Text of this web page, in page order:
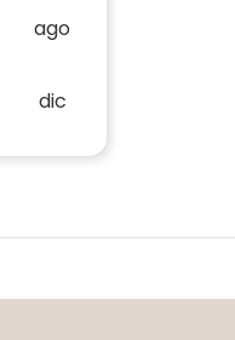
ago
dic